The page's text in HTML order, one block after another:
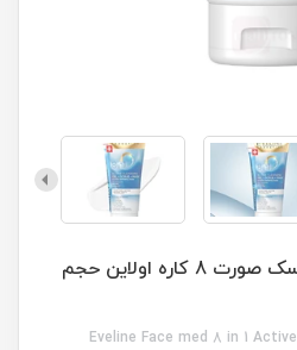
ژل شستشو اسکراب و ماسک صورت 8 کاره اولاین حجم
Eveline Face med 8 in 1